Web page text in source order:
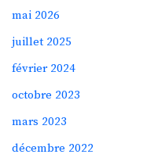
mai 2026
juillet 2025
février 2024
octobre 2023
mars 2023
décembre 2022